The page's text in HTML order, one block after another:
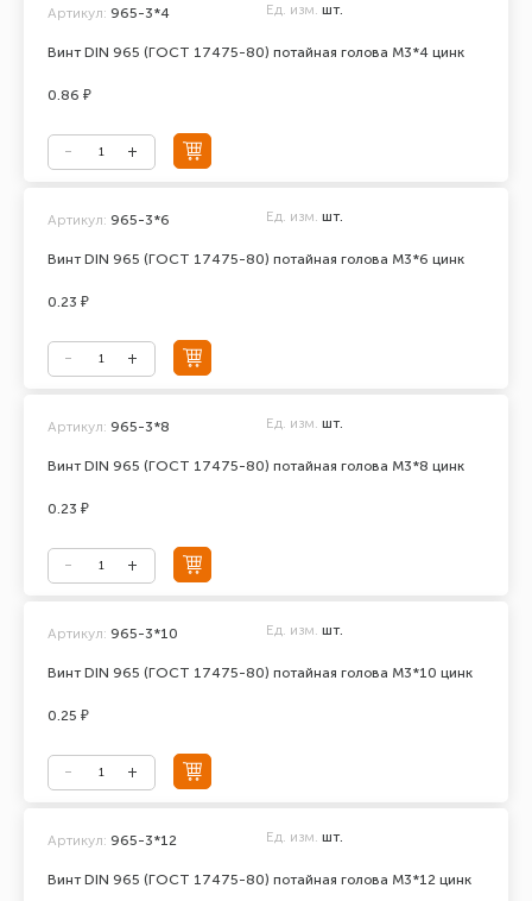
Винт DIN 965 (ГОСТ 17475-80) потайная голова М3*4 цинк
Артикул: 965-3*4 Ед. изм. шт.
0.86 ₽
Винт DIN 965 (ГОСТ 17475-80) потайная голова М3*6 цинк
Артикул: 965-3*6 Ед. изм. шт.
0.23 ₽
Винт DIN 965 (ГОСТ 17475-80) потайная голова М3*8 цинк
Артикул: 965-3*8 Ед. изм. шт.
0.23 ₽
Винт DIN 965 (ГОСТ 17475-80) потайная голова М3*10 цинк
Артикул: 965-3*10 Ед. изм. шт.
0.25 ₽
Винт DIN 965 (ГОСТ 17475-80) потайная голова М3*12 цинк
Артикул: 965-3*12 Ед. изм. шт.